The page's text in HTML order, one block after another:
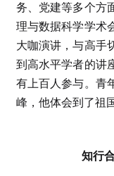
务、党建等多个方
理与数据科学学术
大咖演讲，与高手
到高水平学者的讲
有上百人参与。青
峰，他体会到了祖
知行